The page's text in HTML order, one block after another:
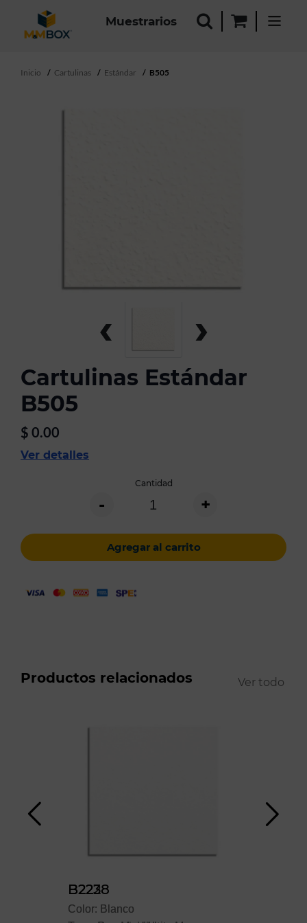
Muestrarios
Inicio Cartulinas Estándar B505
‹ ›
Cartulinas Estándar
B505
$ 0.00
Ver detalles
Cantidad
- +
Agregar al carrito
Productos relacionados Ver todo
B222
Color: Blanco
B2238
Color: Blanco